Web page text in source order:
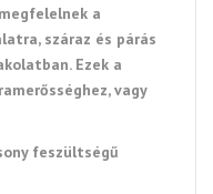
a
száraz és párás
Ezek a
vagy
feszültségű